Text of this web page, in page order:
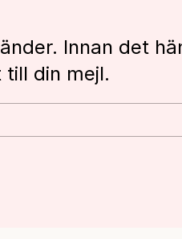
Innan det
din mejl.